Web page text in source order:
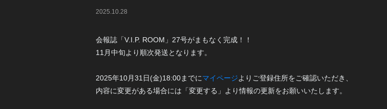
2025.10.28
会報誌「V.I.P. ROOM」27号がまもなく完成！！
11月中旬より順次発送となります。
2025年10月31日(金)18:00までにマイページよりご登録住所をご確認いただき、
内容に変更がある場合には「変更する」より情報の更新をお願いいたします。